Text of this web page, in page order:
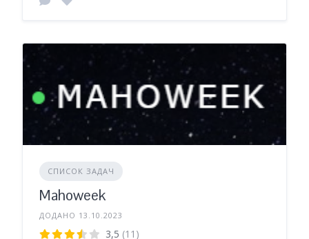
СПИСОК ЗАДАЧ
Mahoweek
ДОДАНО 13.10.2023
3,5 (11)